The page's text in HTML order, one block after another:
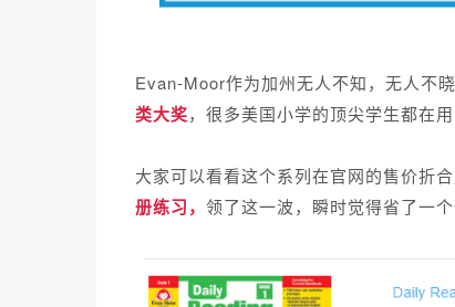
Evan-Moor作为加州无人不知，无人不晓
类大奖，很多美国小学的顶尖学生都在用
大家可以看看这个系列在官网的售价折
册练习， 领了这一波，瞬时觉得省了一个